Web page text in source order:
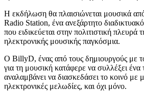
Η εκδήλωση θα πλαισιώνεται μουσικά
Radio Station, ένα ανεξάρτητο
που ειδικεύεται στην πολιτιστική πλευρά
ηλεκτρονικής μουσικής παγκόσμια.
Ο BillyD, ένας από τους δημιουργούς με
για τη μουσική κατάφερε να συλλέξει ένα
αναλαμβάνει να διασκεδάσει το κοινό με
ηλεκτρονικές μελωδίες, και όχι μόνο.